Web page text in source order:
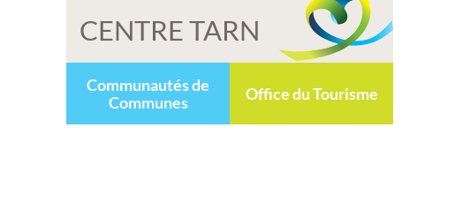
CENTRE TARN
Communautés de
Communes
Office du Tourisme